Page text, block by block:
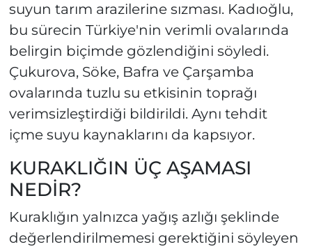
suyun tarım arazilerine sızması. Kadıoğlu,
bu sürecin Türkiye'nin verimli ovalarında
belirgin biçimde gözlendiğini söyledi.
Çukurova, Söke, Bafra ve Çarşamba
ovalarında tuzlu su etkisinin toprağı
verimsizleştirdiği bildirildi. Aynı tehdit
içme suyu kaynaklarını da kapsıyor.
KURAKLIĞIN ÜÇ AŞAMASI
NEDİR?
Kuraklığın yalnızca yağış azlığı şeklinde
değerlendirilmemesi gerektiğini söyleyen